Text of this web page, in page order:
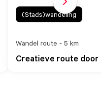
Creatieve route door
Wandel route - 5 km
(Stads)wandeling
Volgende